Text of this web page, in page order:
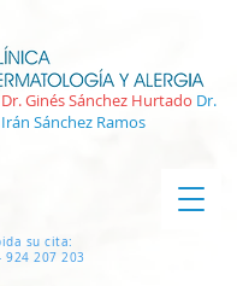
su cita:
924 207 203
Dr. Ginés Sánchez Hurtado Dr.
Irán Sánchez Ramos